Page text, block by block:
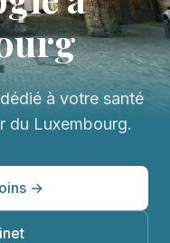
à votre santé
du Luxembourg.
→